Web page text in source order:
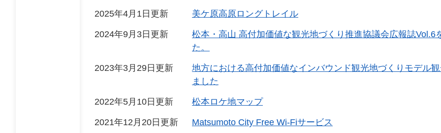
2025年4月1日更新 美ケ原高原ロングトレイル
2024年9月3日更新
松本・高山 高付加価値な観光地づくり推進協議会広報誌Vol.6
た。
2023年3月29日更新
地方における高付加価値なインバウンド観光地づくりモデル
ました
2022年5月10日更新 松本ロケ地マップ
2021年12月20日更新 Matsumoto City Free Wi-Fiサービス